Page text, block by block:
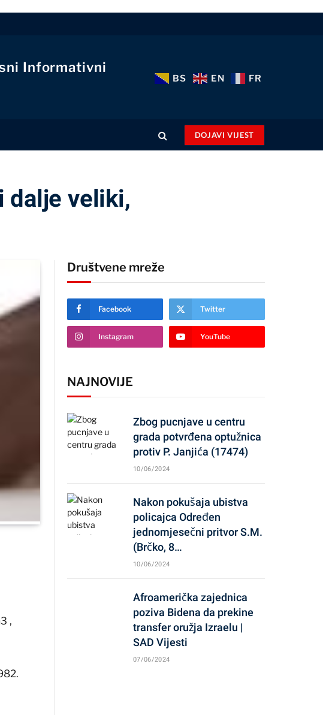
Informativni
BS EN FR
DOJAVI VIJEST
dalje veliki,
,
Društvene mreže
Facebook Twitter
Instagram YouTube
NAJNOVIJE
Zbog pucnjave u centru
grada potvrđena optužnica
protiv P. Janjića (17474)
10/06/2024
Nakon pokušaja ubistva
policajca Određen
jednomjesečni pritvor S.M.
(Brčko, 8…
10/06/2024
Afroamerička zajednica
poziva Bidena da prekine
transfer oružja Izraelu |
SAD Vijesti
07/06/2024